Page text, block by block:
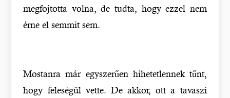
megfojtotta volna, de tudta, hogy ezzel nem
érne el semmit sem.
Mostanra már egyszerűen hihetetlennek tűnt,
hogy feleségül vette. De akkor, ott a tavaszi